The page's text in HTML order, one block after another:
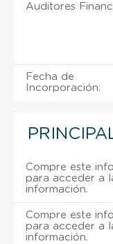
Auditores
Fecha de
Incorporación:
Compre este
para acceder a
información.
Compre este
para acceder a
información.